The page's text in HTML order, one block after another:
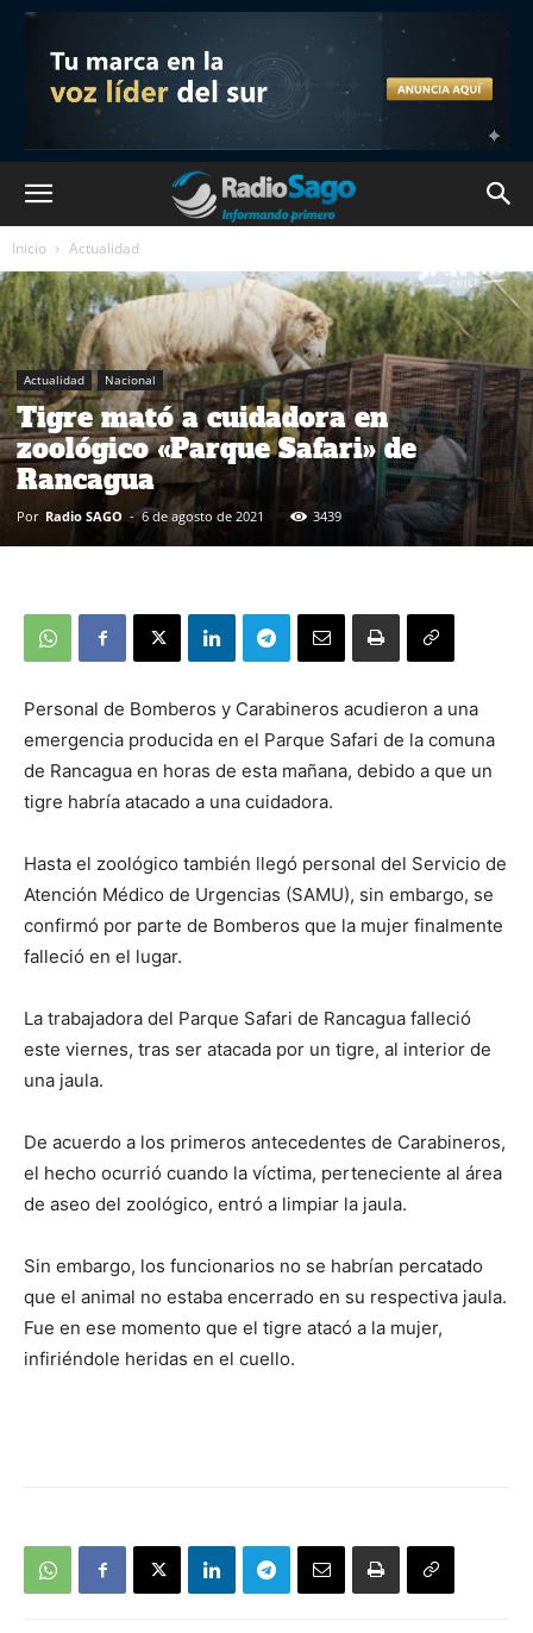
Inicio Actualidad
Actualidad Nacional
Tigre mató a cuidadora en
zoológico «Parque Safari» de
Rancagua
Por Radio SAGO - 6 de agosto de 2021 3439
Personal de Bomberos y Carabineros acudieron a una
emergencia producida en el Parque Safari de la comuna
de Rancagua en horas de esta mañana, debido a que un
tigre habría atacado a una cuidadora.
Hasta el zoológico también llegó personal del Servicio de
Atención Médico de Urgencias (SAMU), sin embargo, se
confirmó por parte de Bomberos que la mujer finalmente
falleció en el lugar.
La trabajadora del Parque Safari de Rancagua falleció
este viernes, tras ser atacada por un tigre, al interior de
una jaula.
De acuerdo a los primeros antecedentes de Carabineros,
el hecho ocurrió cuando la víctima, perteneciente al área
de aseo del zoológico, entró a limpiar la jaula.
Sin embargo, los funcionarios no se habrían percatado
que el animal no estaba encerrado en su respectiva jaula.
Fue en ese momento que el tigre atacó a la mujer,
infiriéndole heridas en el cuello.